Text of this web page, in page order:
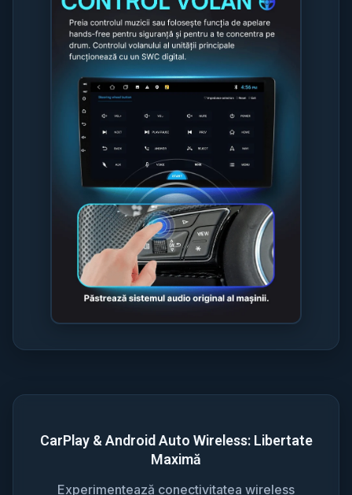
CarPlay & Android Auto Wireless: Libertate
Maximă
Experimentează conectivitatea wireless